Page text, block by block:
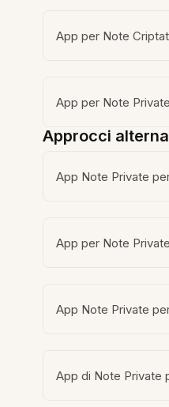
App per Note
App per Note
Approcci
App Note Private
App per Note
App Note Private
App di Note Private